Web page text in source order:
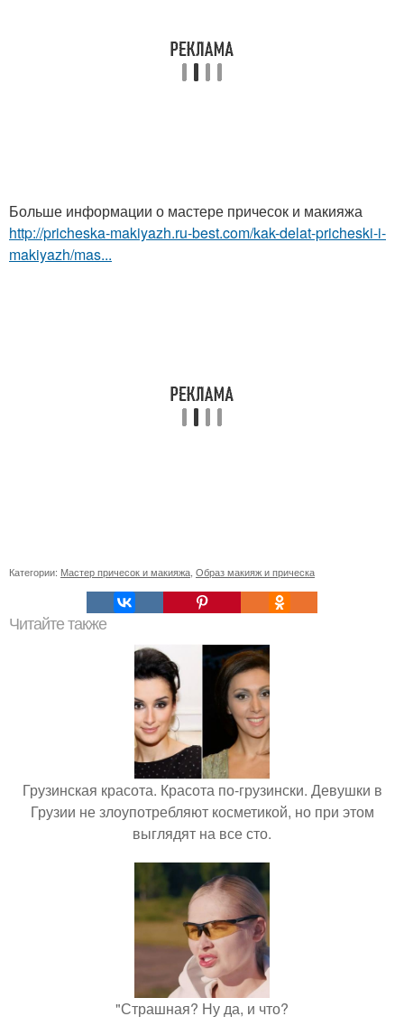
Больше информации о мастере причесок и макияжа
http://pricheska-makiyazh.ru-best.com/kak-delat-pricheski-i-
makiyazh/mas...
Категории: Мастер причесок и макияжа Образ макияж и прическа
Читайте также
Грузинская красота. Красота по-грузински. Девушки в
Грузии не злоупотребляют косметикой, но при этом
выглядят на все сто.
"Страшная? Ну да, и что?